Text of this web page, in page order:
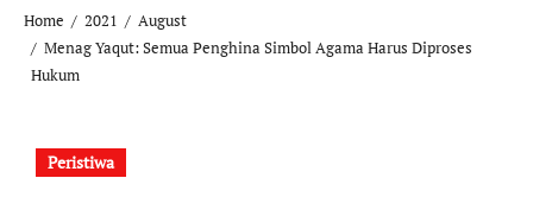
Home 2021
August
Menag Yaqut: Semua Penghina Simbol Agama Harus Diproses
Hukum
Peristiwa